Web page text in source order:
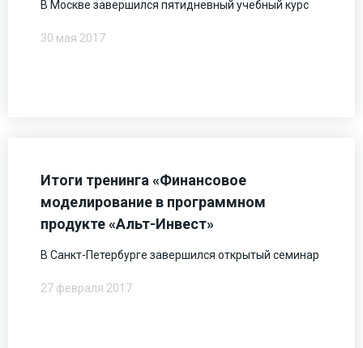
В Москве завершился пятидневный учебный курс
30 мая 2017
Итоги тренинга «Финансовое
моделирование в программном
продукте «Альт-Инвест»
В Санкт-Петербурге завершился открытый семинар
27 февраля 2017